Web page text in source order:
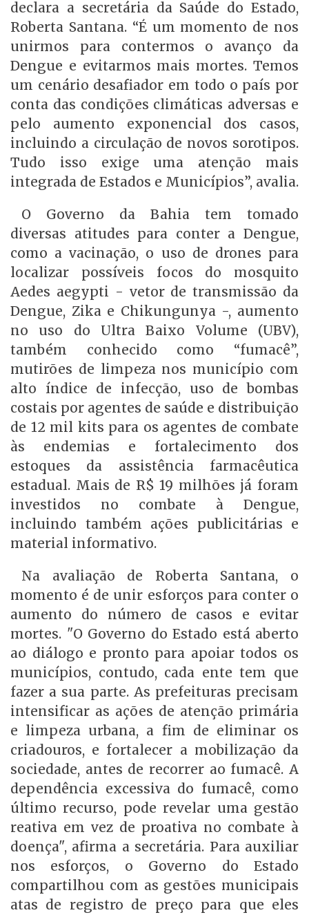
declara a secretária da Saúde do Estado,
Roberta Santana. “É um momento de nos
unirmos para contermos o avanço da
Dengue e evitarmos mais mortes. Temos
um cenário desafiador em todo o país por
conta das condições climáticas adversas e
pelo aumento exponencial dos casos,
incluindo a circulação de novos sorotipos.
Tudo isso exige uma atenção mais
integrada de Estados e Municípios”, avalia.
O Governo da Bahia tem tomado
diversas atitudes para conter a Dengue,
como a vacinação, o uso de drones para
localizar possíveis focos do mosquito
Aedes aegypti - vetor de transmissão da
Dengue, Zika e Chikungunya -, aumento
no uso do Ultra Baixo Volume (UBV),
também conhecido como “fumacê”,
mutirões de limpeza nos município com
alto índice de infecção, uso de bombas
costais por agentes de saúde e distribuição
de 12 mil kits para os agentes de combate
às endemias e fortalecimento dos
estoques da assistência farmacêutica
estadual. Mais de R$ 19 milhões já foram
investidos no combate à Dengue,
incluindo também ações publicitárias e
material informativo.
Na avaliação de Roberta Santana, o
momento é de unir esforços para conter o
aumento do número de casos e evitar
mortes. "O Governo do Estado está aberto
ao diálogo e pronto para apoiar todos os
municípios, contudo, cada ente tem que
fazer a sua parte. As prefeituras precisam
intensificar as ações de atenção primária
e limpeza urbana, a fim de eliminar os
criadouros, e fortalecer a mobilização da
sociedade, antes de recorrer ao fumacê. A
dependência excessiva do fumacê, como
último recurso, pode revelar uma gestão
reativa em vez de proativa no combate à
doença", afirma a secretária. Para auxiliar
nos esforços, o Governo do Estado
compartilhou com as gestões municipais
atas de registro de preço para que eles